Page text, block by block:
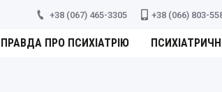
+38 (067) 465-3305 +38 (066) 803-
ПРАВДА ПРО ПСИХІАТРІЮ